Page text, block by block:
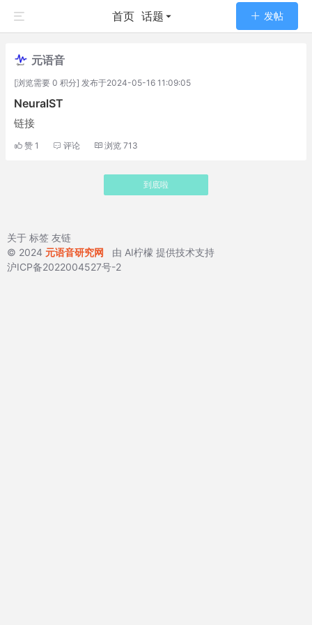
首页 话题 发帖
元语音
[浏览需要 0 积分] 发布于2024-05-16 11:09:05
NeuralST
链接
赞 1 评论 浏览 713
到底啦
关于 标签 友链
© 2024 元语音研究网 由 AI柠檬 提供技术支持
沪ICP备2022004527号-2